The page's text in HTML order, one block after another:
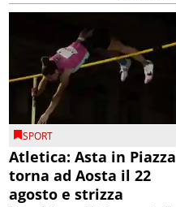
SPORT
Atletica: Asta in Piazza
torna ad Aosta il 22
agosto e strizza